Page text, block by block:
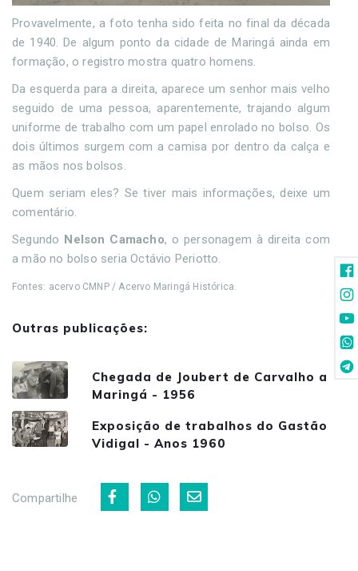
Provavelmente, a foto tenha sido feita no final da década
de 1940. De algum ponto da cidade de Maringá ainda em
formação, o registro mostra quatro homens.
Da esquerda para a direita, aparece um senhor mais velho
seguido de uma pessoa, aparentemente, trajando algum
uniforme de trabalho com um papel enrolado no bolso. Os
dois últimos surgem com a camisa por dentro da calça e
as mãos nos bolsos.
Quem seriam eles? Se tiver mais informações, deixe um
comentário.
Segundo Nelson Camacho, o personagem à direita com
a mão no bolso seria Octávio Periotto.
Fontes: acervo CMNP / Acervo Maringá Histórica.
Outras publicações:
Chegada de Joubert de Carvalho a
Maringá - 1956
Exposição de trabalhos do Gastão
Vidigal - Anos 1960
Compartilhe